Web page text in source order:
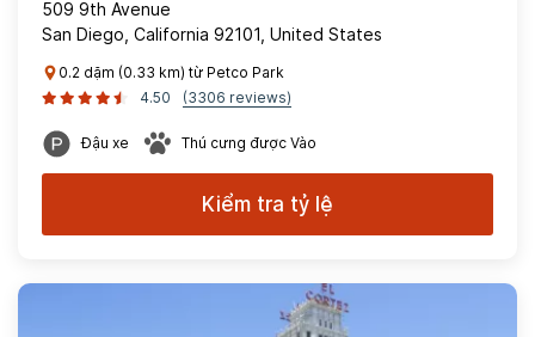
509 9th Avenue
San Diego, California 92101, United States
0.2 dặm (0.33 km) từ Petco Park
4.50
(3306 reviews)
Đậu xe Thú cưng được Vào
Kiểm tra tỷ lệ